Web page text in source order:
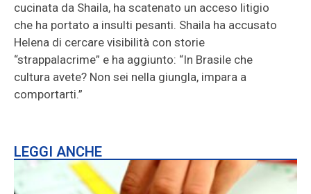
cucinata da Shaila, ha scatenato un acceso litigio
che ha portato a insulti pesanti. Shaila ha accusato
Helena di cercare visibilità con storie
“strappalacrime” e ha aggiunto: “In Brasile che
cultura avete? Non sei nella giungla, impara a
comportarti.”
LEGGI ANCHE